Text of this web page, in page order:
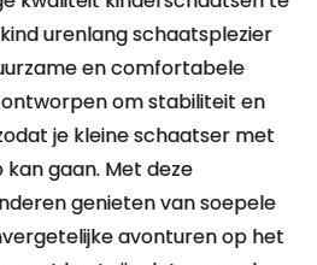
urenlang schaatsplezier
en comfortabele
om stabiliteit en
je kleine schaatser met
gaan. Met deze
genieten van soepele
avonturen op het